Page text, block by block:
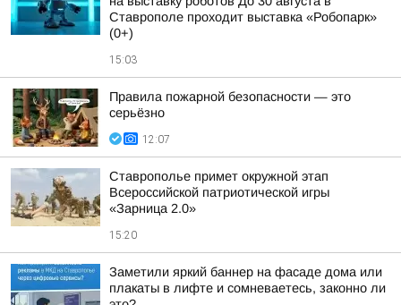
Ставрополе проходит выставка «Робопарк»
(0+)
15:03
Правила пожарной безопасности — это
серьёзно
12:07
Ставрополье примет окружной этап
Всероссийской патриотической игры
«Зарница 2.0»
15:20
Заметили яркий баннер на фасаде дома или
плакаты в лифте и сомневаетесь, законно ли